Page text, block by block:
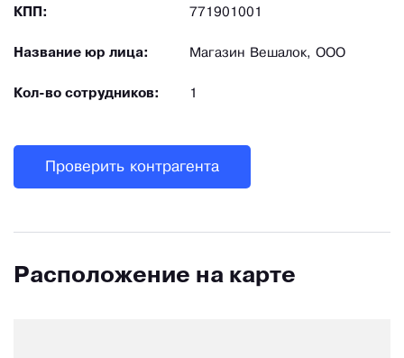
КПП: 771901001
Название юр лица: Магазин Вешалок, ООО
Кол-во сотрудников: 1
Проверить контрагента
Расположение на карте